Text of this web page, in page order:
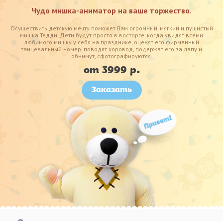
Чудо мишка-аниматор на ваше торжество.
Осуществить детскую мечту поможет Вам огромный, мягкий и пушистый
мишка Тедди. Дети будут просто в восторге, когда увидят всеми
любимого мишку у себя на празднике, оценят его фирменный
танцевальный номер, поводят хоровод, подержат его за лапу и
обнимут, сфотографируются.
от 3999 р.
Заказать